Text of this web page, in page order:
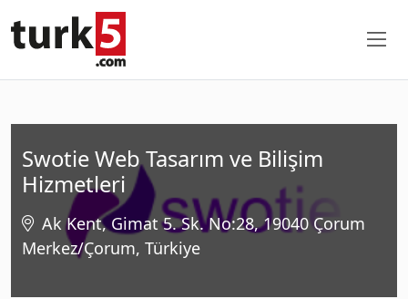
Swotie Web Tasarım ve Bilişim
Hizmetleri
Ak Kent, Gimat 5. Sk. No:28, 19040 Çorum
Merkez/Çorum, Türkiye